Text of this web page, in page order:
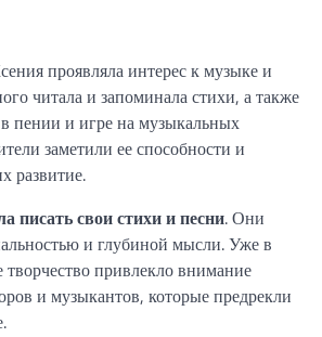
проявляла интерес к музыке и
читала и запоминала стихи, а также
пении и игре на музыкальных
заметили ее способности и
развитие.
писать свои стихи и песни. Они
и глубиной мысли. Уже в
творчество привлекло внимание
и музыкантов, которые предрекли